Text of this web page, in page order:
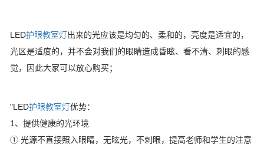
LED护眼教室灯出来的光应该是均匀的、柔和的，亮度是适宜的，
光区是适度的，并不会对我们的眼睛造成昏眩、看不清、刺眼的感
觉，因此大家可以放心购买；
"LED护眼教室灯优势：
1、提供健康的光环境
① 光源不直接照入眼睛，无眩光，不刺眼，提高老师和学生的注意